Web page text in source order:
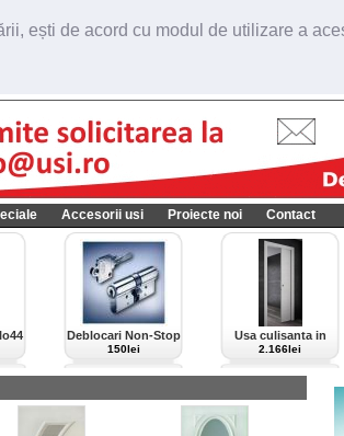
ești de acord cu modul de utilizare a
Accesorii usi Proiecte noi Contact
Deblocari Non-Stop
150lei
Usa culisanta in
perete Scrigno,
culoare alba-bianco
2.166lei